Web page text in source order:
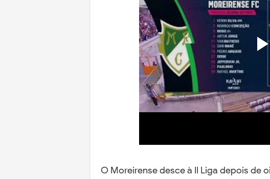
O Moreirense desce à II Liga depois de